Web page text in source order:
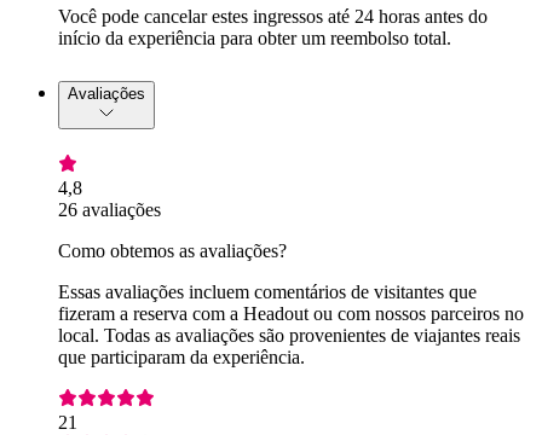
Você pode cancelar estes ingressos até 24 horas antes do
início da experiência para obter um reembolso total.
Avaliações
4,8
26 avaliações
Como obtemos as avaliações?
Essas avaliações incluem comentários de visitantes que
fizeram a reserva com a Headout ou com nossos parceiros no
local. Todas as avaliações são provenientes de viajantes reais
que participaram da experiência.
21